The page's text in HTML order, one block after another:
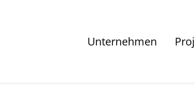
Unternehmen